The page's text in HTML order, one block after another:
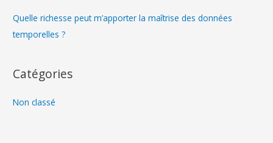
Quelle richesse peut m’apporter la maîtrise des données
temporelles ?
Catégories
Non classé